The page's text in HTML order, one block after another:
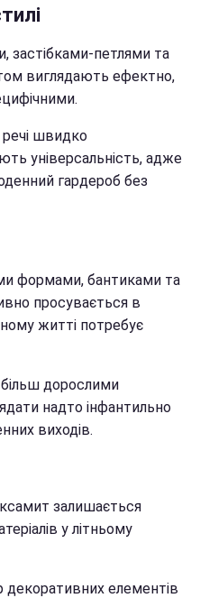
застібками-петлями та
виглядають ефектно,
речі швидко
універсальність, адже
гардероб без
формами, бантиками та
просувається в
житті потребує
дорослими
надто інфантильно
виходів.
залишається
у літньому
декоративних елементів